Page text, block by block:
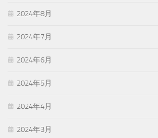
2024年8月
2024年7月
2024年6月
2024年5月
2024年4月
2024年3月